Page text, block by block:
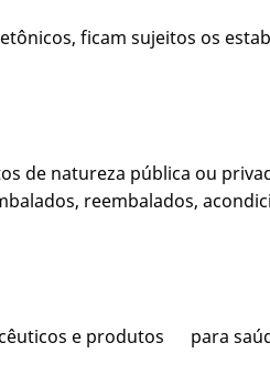
ficam sujeitos os
de natureza pública ou
reembalados,
e produtos para